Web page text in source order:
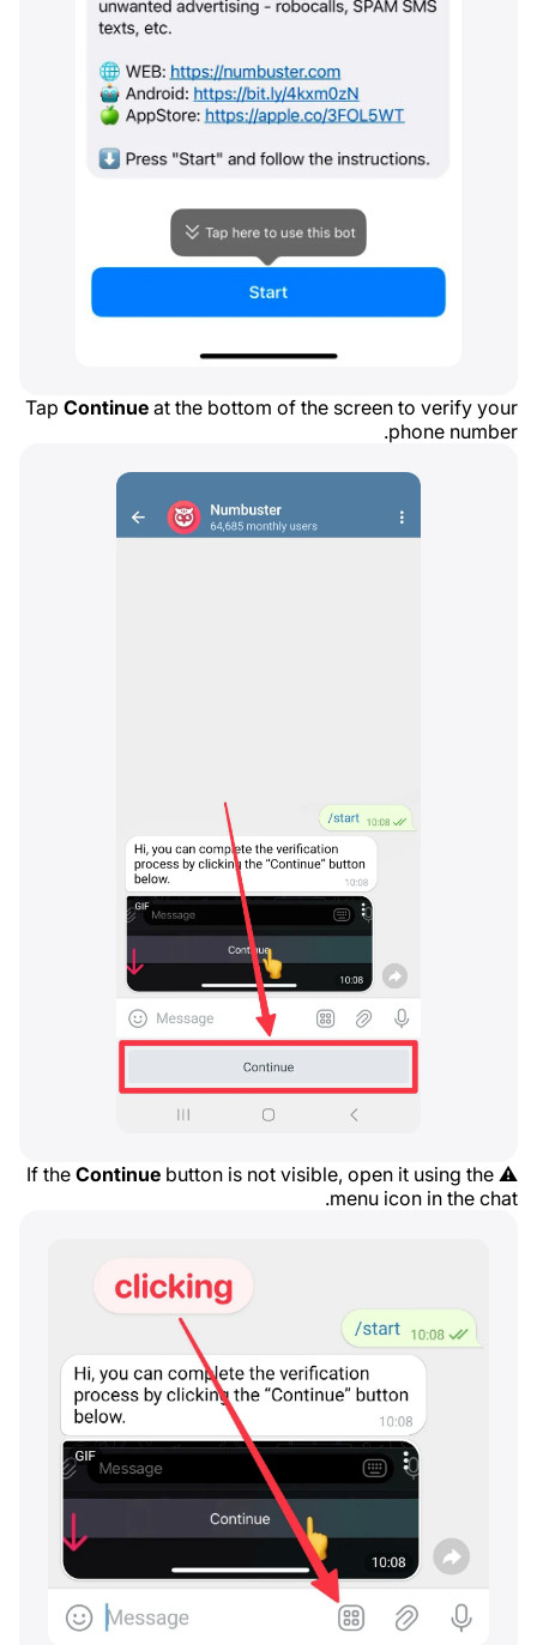
Tap Continue at the bottom of the screen to verify your
phone number.
⚠️ If the
Continue button is not visible, open it using the
menu icon in the chat.